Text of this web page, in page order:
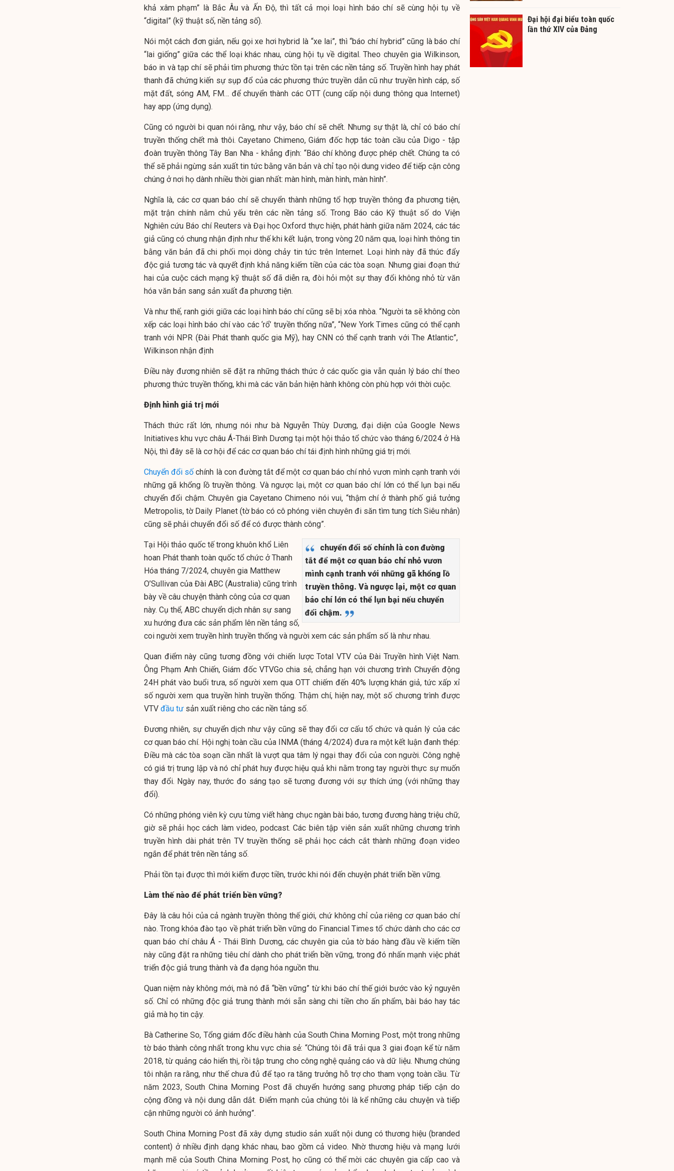
khả xâm phạm” là Bắc Âu và Ấn Độ, thì tất cả mọi loại hình báo chí sẽ cùng hội tụ về
“digital” (kỹ thuật số, nền tảng số).
Nói một cách đơn giản, nếu gọi xe hơi hybrid là “xe lai”, thì “báo chí hybrid” cũng là báo chí
“lai giống” giữa các thể loại khác nhau, cùng hội tụ về digital. Theo chuyên gia Wilkinson,
báo in và tạp chí sẽ phải tìm phương thức tồn tại trên các nền tảng số. Truyền hình hay phát
thanh đã chứng kiến sự sụp đổ của các phương thức truyền dẫn cũ như truyền hình cáp, số
mặt đất, sóng AM, FM… để chuyển thành các OTT (cung cấp nội dung thông qua Internet)
hay app (ứng dụng).
Cũng có người bi quan nói rằng, như vậy, báo chí sẽ chết. Nhưng sự thật là, chỉ có báo chí
truyền thống chết mà thôi. Cayetano Chimeno, Giám đốc hợp tác toàn cầu của Digo - tập
đoàn truyền thông Tây Ban Nha - khẳng định: “Báo chí không được phép chết. Chúng ta có
thể sẽ phải ngừng sản xuất tin tức bằng văn bản và chỉ tạo nội dung video để tiếp cận công
chúng ở nơi họ dành nhiều thời gian nhất: màn hình, màn hình, màn hình”.
Nghĩa là, các cơ quan báo chí sẽ chuyển thành những tổ hợp truyền thông đa phương tiện,
mặt trận chính nằm chủ yếu trên các nền tảng số. Trong Báo cáo Kỹ thuật số do Viện
Nghiên cứu Báo chí Reuters và Đại học Oxford thực hiện, phát hành giữa năm 2024, các tác
giả cũng có chung nhận định như thế khi kết luận, trong vòng 20 năm qua, loại hình thông tin
bằng văn bản đã chi phối mọi dòng chảy tin tức trên Internet. Loại hình này đã thúc đẩy
độc giả tương tác và quyết định khả năng kiếm tiền của các tòa soạn. Nhưng giai đoạn thứ
hai của cuộc cách mạng kỹ thuật số đã diễn ra, đòi hỏi một sự thay đổi không nhỏ từ văn
hóa văn bản sang sản xuất đa phương tiện.
Và như thế, ranh giới giữa các loại hình báo chí cũng sẽ bị xóa nhòa. “Người ta sẽ không còn
xếp các loại hình báo chí vào các ‘rổ’ truyền thống nữa”, “New York Times cũng có thể cạnh
tranh với NPR (Đài Phát thanh quốc gia Mỹ), hay CNN có thể cạnh tranh với The Atlantic”,
Wilkinson nhận định
Điều này đương nhiên sẽ đặt ra những thách thức ở các quốc gia vẫn quản lý báo chí theo
phương thức truyền thống, khi mà các văn bản hiện hành không còn phù hợp với thời cuộc.
Định hình giá trị mới
Thách thức rất lớn, nhưng nói như bà Nguyễn Thùy Dương, đại diện của Google News
Initiatives khu vực châu Á-Thái Bình Dương tại một hội thảo tổ chức vào tháng 6/2024 ở Hà
Nội, thì đây sẽ là cơ hội để các cơ quan báo chí tái định hình những giá trị mới.
Chuyển đổi số chính là con đường tắt để một cơ quan báo chí nhỏ vươn mình cạnh tranh với
những gã khổng lồ truyền thông. Và ngược lại, một cơ quan báo chí lớn có thể lụn bại nếu
chuyển đổi chậm. Chuyên gia Cayetano Chimeno nói vui, “thậm chí ở thành phố giả tưởng
Metropolis, tờ Daily Planet (tờ báo có cô phóng viên chuyên đi săn tìm tung tích Siêu nhân)
cũng sẽ phải chuyển đổi số để có được thành công”.
chuyển đổi số chính là con đường
tắt để một cơ quan báo chí nhỏ vươn
mình cạnh tranh với những gã khổng lồ
truyền thông. Và ngược lại, một cơ quan
báo chí lớn có thể lụn bại nếu chuyển
đổi chậm.
Tại Hội thảo quốc tế trong khuôn khổ Liên
hoan Phát thanh toàn quốc tổ chức ở Thanh
Hóa tháng 7/2024, chuyên gia Matthew
O’Sullivan của Đài ABC (Australia) cũng trình
bày về câu chuyện thành công của cơ quan
này. Cụ thể, ABC chuyển dịch nhân sự sang
xu hướng đưa các sản phẩm lên nền tảng số,
coi người xem truyền hình truyền thống và người xem các sản phẩm số là như nhau.
Quan điểm này cũng tương đồng với chiến lược Total VTV của Đài Truyền hình Việt Nam.
Ông Phạm Anh Chiến, Giám đốc VTVGo chia sẻ, chẳng hạn với chương trình Chuyển động
24H phát vào buổi trưa, số người xem qua OTT chiếm đến 40% lượng khán giả, tức xấp xỉ
số người xem qua truyền hình truyền thống. Thậm chí, hiện nay, một số chương trình được
VTV đầu tư sản xuất riêng cho các nền tảng số.
Đương nhiên, sự chuyển dịch như vậy cũng sẽ thay đổi cơ cấu tổ chức và quản lý của các
cơ quan báo chí. Hội nghị toàn cầu của INMA (tháng 4/2024) đưa ra một kết luận đanh thép:
Điều mà các tòa soạn cần nhất là vượt qua tâm lý ngại thay đổi của con người. Công nghệ
có giá trị trung lập và nó chỉ phát huy được hiệu quả khi nằm trong tay người thực sự muốn
thay đổi. Ngày nay, thước đo sáng tạo sẽ tương đương với sự thích ứng (với những thay
đổi).
Có những phóng viên kỳ cựu từng viết hàng chục ngàn bài báo, tương đương hàng triệu chữ,
giờ sẽ phải học cách làm video, podcast. Các biên tập viên sản xuất những chương trình
truyền hình dài phát trên TV truyền thống sẽ phải học cách cắt thành những đoạn video
ngắn để phát trên nền tảng số.
Phải tồn tại được thì mới kiếm được tiền, trước khi nói đến chuyện phát triển bền vững.
Làm thế nào để phát triển bền vững?
Đây là câu hỏi của cả ngành truyền thông thế giới, chứ không chỉ của riêng cơ quan báo chí
nào. Trong khóa đào tạo về phát triển bền vững do Financial Times tổ chức dành cho các cơ
quan báo chí châu Á - Thái Bình Dương, các chuyên gia của tờ báo hàng đầu về kiếm tiền
này cũng đặt ra những tiêu chí dành cho phát triển bền vững, trong đó nhấn mạnh việc phát
triển độc giả trung thành và đa dạng hóa nguồn thu.
Quan niệm này không mới, mà nó đã “bền vững” từ khi báo chí thế giới bước vào kỷ nguyên
số. Chỉ có những độc giả trung thành mới sẵn sàng chi tiền cho ấn phẩm, bài báo hay tác
giả mà họ tin cậy.
Bà Catherine So, Tổng giám đốc điều hành của South China Morning Post, một trong những
tờ báo thành công nhất trong khu vực chia sẻ: “Chúng tôi đã trải qua 3 giai đoạn kể từ năm
2018, từ quảng cáo hiển thị, rồi tập trung cho công nghệ quảng cáo và dữ liệu. Nhưng chúng
tôi nhận ra rằng, như thế chưa đủ để tạo ra tăng trưởng hỗ trợ cho tham vọng toàn cầu. Từ
năm 2023, South China Morning Post đã chuyển hướng sang phương pháp tiếp cận do
cộng đồng và nội dung dẫn dắt. Điểm mạnh của chúng tôi là kể những câu chuyện và tiếp
cận những người có ảnh hưởng”.
South China Morning Post đã xây dựng studio sản xuất nội dung có thương hiệu (branded
content) ở nhiều định dạng khác nhau, bao gồm cả video. Nhờ thương hiệu và mạng lưới
mạnh mẽ của South China Morning Post, họ cũng có thể mời các chuyên gia cấp cao và
Đại hội đại biểu toàn quốc
lần thứ XIV của Đảng